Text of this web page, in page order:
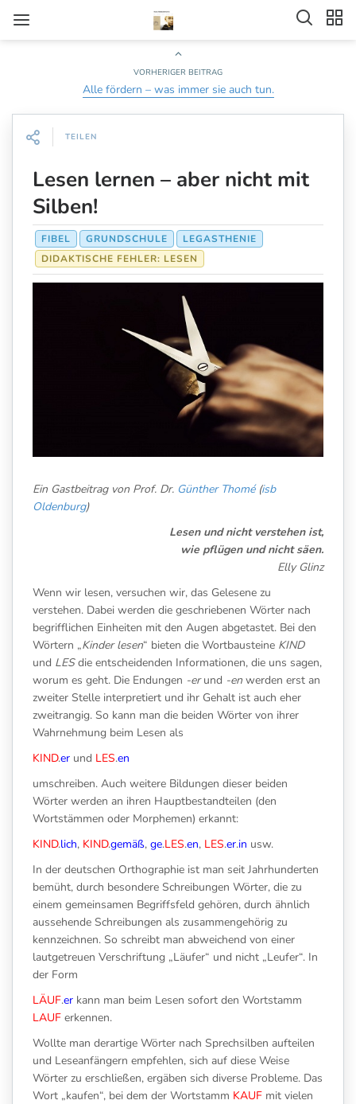
VORHERIGER BEITRAG
Alle fördern – was immer sie auch tun.
TEILEN
Lesen lernen – aber nicht mit
Silben!
FIBEL GRUNDSCHULE
LEGASTHENIE
DIDAKTISCHE FEHLER: LESEN
Ein Gastbeitrag von Prof. Dr. Günther Thomé(isb
Oldenburg)
Lesen und nicht verstehen ist,
wie pflügen und nicht säen.
Elly Glinz
Wenn wir lesen, versuchen wir, das Gelesene zu
verstehen. Dabei werden die geschriebenen Wörter nach
begrifflichen Einheiten mit den Augen abgetastet. Bei den
Wörtern „Kinder lesen“ bieten die Wortbausteine KIND
und LESdie entscheidenden Informationen, die uns sagen,
worum es geht. Die Endungen -erund -en werden erst an
zweiter Stelle interpretiert und ihr Gehalt ist auch eher
zweitrangig. So kann man die beiden Wörter von ihrer
Wahrnehmung beim Lesen als
KIND.er und LES.en
umschreiben. Auch weitere Bildungen dieser beiden
Wörter werden an ihren Hauptbestandteilen (den
Wortstämmen oder Morphemen) erkannt:
KIND.lich, KIND.gemäß, ge.LES.en, LES.er.in usw.
In der deutschen Orthographie ist man seit Jahrhunderten
bemüht, durch besondere Schreibungen Wörter, die zu
einem gemeinsamen Begriffsfeld gehören, durch ähnlich
aussehende Schreibungen als zusammengehörig zu
kennzeichnen. So schreibt man abweichend von einer
lautgetreuen Verschriftung „Läufer“ und nicht „Leufer“. In
der Form
LÄUF.er kann man beim Lesen sofort den Wortstamm
LAUF erkennen.
Wollte man derartige Wörter nach Sprechsilben aufteilen
und Leseanfängern empfehlen, sich auf diese Weise
Wörter zu erschließen, ergäben sich diverse Probleme. Das
Wort „kaufen“, bei dem der Wortstamm KAUF mit vielen